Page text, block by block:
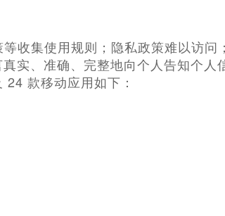
收集使用规则；隐私政策难以访问；
实、准确、完整地向个人告知个人
款移动应用如下：